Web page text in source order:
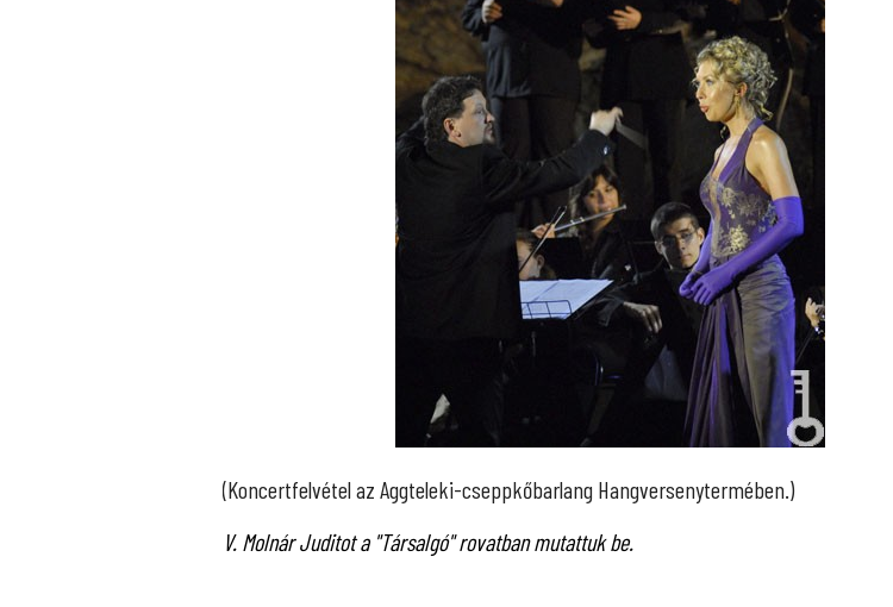
(Koncertfelvétel az Aggteleki-cseppkőbarlang Hangversenytermében.)
V. Molnár Juditot a "Társalgó" rovatban mutattuk be.